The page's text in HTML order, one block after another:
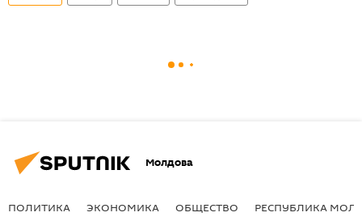
Молдова
ПОЛИТИКА ЭКОНОМИКА ОБЩЕСТВО РЕСПУБЛИКА